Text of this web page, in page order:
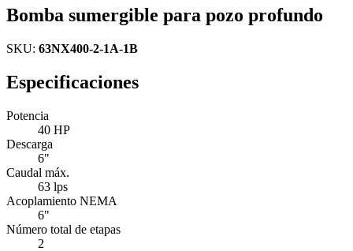
Bomba sumergible para pozo profundo
SKU: 63NX400-2-1A-1B
Especificaciones
Potencia
40 HP
Descarga
6"
Caudal máx.
63 lps
Acoplamiento NEMA
6"
Número total de etapas
2